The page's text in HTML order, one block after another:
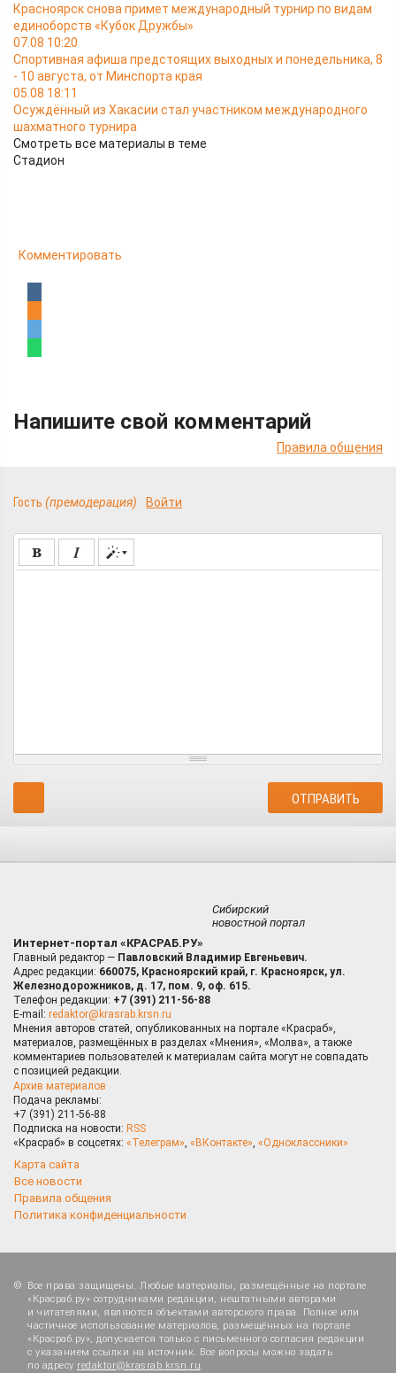
Красноярск снова примет международный турнир по видам
единоборств «Кубок Дружбы»
07.08 10:20
Спортивная афиша предстоящих выходных и понедельника, 8
- 10 августа, от Минспорта края
05.08 18:11
Осуждённый из Хакасии стал участником международного
шахматного турнира
Смотреть все материалы в теме
Стадион
Комментировать
Напишите свой комментарий
Правила общения
Гость (премодерация) Войти
Сибирский
новостной портал
Интернет-портал «КРАСРАБ.РУ»
Главный редактор — Павловский Владимир Евгеньевич.
Адрес редакции: 660075, Красноярский край, г. Красноярск, ул.
Железнодорожников, д. 17, пом. 9, оф. 615.
Телефон редакции: +7 (391) 211-56-88
E-mail: redaktor@krasrab.krsn.ru
Мнения авторов статей, опубликованных на портале «Красраб»,
материалов, размещённых в разделах «Мнения», «Молва», а также
комментариев пользователей к материалам сайта могут не совпадать
с позицией редакции.
Архив материалов
Подача рекламы:
+7 (391) 211-56-88
Подписка на новости: RSS
«Красраб» в соцсетях: «Телеграм» «ВКонтакте» «Одноклассники»
Карта сайта
Все новости
Правила общения
Политика конфиденциальности
Все права защищены. Любые материалы, размещённые на портале
«Красраб.ру» сотрудниками редакции, нештатными авторами
и читателями, являются объектами авторского права. Полное или
частичное использование материалов, размещённых на портале
«Красраб.ру», допускается только с письменного согласия редакции
с указанием ссылки на источник. Все вопросы можно задать
по адресу redaktor@krasrab.krsn.ru.